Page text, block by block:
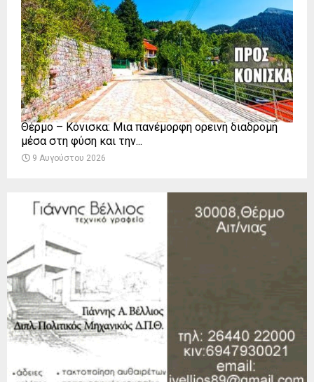
Θέρμο – Κόνισκα: Μια πανέμορφη ορεινή διαδρομή
μέσα στη φύση και την...
9 Αυγούστου 2026